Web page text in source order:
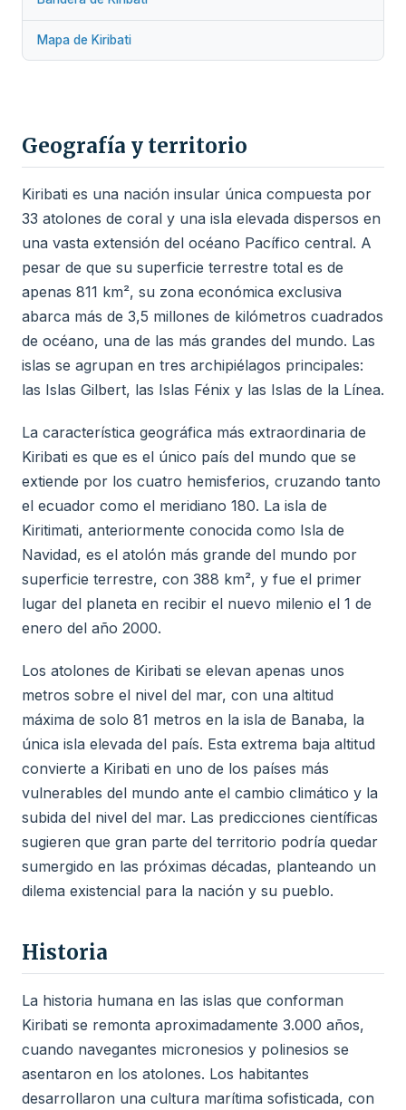
Mapa de Kiribati
Geografía y territorio
Kiribati es una nación insular única compuesta por
33 atolones de coral y una isla elevada dispersos en
una vasta extensión del océano Pacífico central. A
pesar de que su superficie terrestre total es de
apenas 811 km², su zona económica exclusiva
abarca más de 3,5 millones de kilómetros cuadrados
de océano, una de las más grandes del mundo. Las
islas se agrupan en tres archipiélagos principales:
las Islas Gilbert, las Islas Fénix y las Islas de la Línea.
La característica geográfica más extraordinaria de
Kiribati es que es el único país del mundo que se
extiende por los cuatro hemisferios, cruzando tanto
el ecuador como el meridiano 180. La isla de
Kiritimati, anteriormente conocida como Isla de
Navidad, es el atolón más grande del mundo por
superficie terrestre, con 388 km², y fue el primer
lugar del planeta en recibir el nuevo milenio el 1 de
enero del año 2000.
Los atolones de Kiribati se elevan apenas unos
metros sobre el nivel del mar, con una altitud
máxima de solo 81 metros en la isla de Banaba, la
única isla elevada del país. Esta extrema baja altitud
convierte a Kiribati en uno de los países más
vulnerables del mundo ante el cambio climático y la
subida del nivel del mar. Las predicciones científicas
sugieren que gran parte del territorio podría quedar
sumergido en las próximas décadas, planteando un
dilema existencial para la nación y su pueblo.
Historia
La historia humana en las islas que conforman
Kiribati se remonta aproximadamente 3.000 años,
cuando navegantes micronesios y polinesios se
asentaron en los atolones. Los habitantes
desarrollaron una cultura marítima sofisticada, con